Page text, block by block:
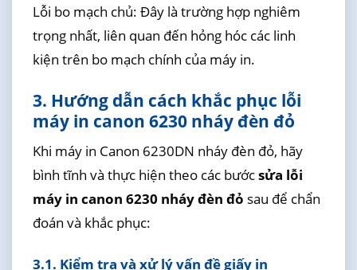
Lỗi bo mạch chủ: Đây là trường hợp nghiêm
trọng nhất, liên quan đến hỏng hóc các linh
kiện trên bo mạch chính của máy in.
3. Hướng dẫn cách khắc phục lỗi
máy in canon 6230 nháy đèn đỏ
Khi máy in Canon 6230DN nháy đèn đỏ, hãy
bình tĩnh và thực hiện theo các bướcsửa lỗi
máy in canon 6230 nháy đèn đỏ sau để chẩn
đoán và khắc phục:
3.1. Kiểm tra và xử lý vấn đề giấy in